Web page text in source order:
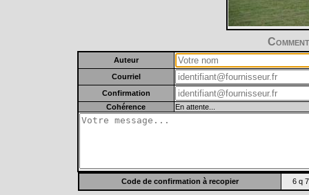
Auteur
Courriel
Confirmation
Cohérence
En attente...
Code de confirmation à recopier 6 q